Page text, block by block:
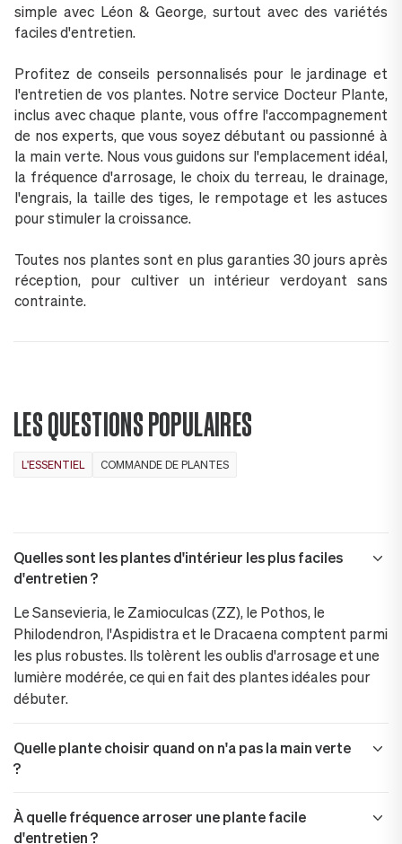
simple avec Léon & George, surtout avec des variétés
faciles d'entretien.
Profitez de conseils personnalisés pour le jardinage et
l'entretien de vos plantes. Notre service Docteur Plante,
inclus avec chaque plante, vous offre l'accompagnement
de nos experts, que vous soyez débutant ou passionné à
la main verte. Nous vous guidons sur l'emplacement idéal,
la fréquence d'arrosage, le choix du terreau, le drainage,
l'engrais, la taille des tiges, le rempotage et les astuces
pour stimuler la croissance.
Toutes nos plantes sont en plus garanties 30 jours après
réception, pour cultiver un intérieur verdoyant sans
contrainte.
LES QUESTIONS POPULAIRES
L'ESSENTIEL COMMANDE DE PLANTES
Quelles sont les plantes d'intérieur les plus faciles
d'entretien ?
Le Sansevieria, le Zamioculcas (ZZ), le Pothos, le
Philodendron, l'Aspidistra et le Dracaena comptent parmi
les plus robustes. Ils tolèrent les oublis d'arrosage et une
lumière modérée, ce qui en fait des plantes idéales pour
débuter.
Quelle plante choisir quand on n'a pas la main verte
?
À quelle fréquence arroser une plante facile
d'entretien ?